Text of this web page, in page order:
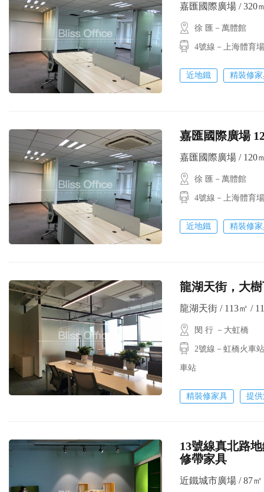
嘉匯國際廣場 / 320
徐 匯－萬體館
4號線－上海體育場
近地鐵 精裝修
嘉匯國際廣場
嘉匯國際廣場 / 120
徐 匯－萬體館
4號線－上海體育場
近地鐵 精裝修
龍湖天街，
龍湖天街 / 113㎡ /
閔 行 －大虹橋
2號線－虹橋火車站
車站
精裝修家具 提
13號線真北路地
修帶家具
近鐵城市廣場 / 87㎡